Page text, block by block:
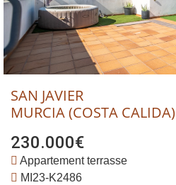
SAN JAVIER
MURCIA (COSTA CALIDA)
230.000€
Appartement terrasse
MI23-K2486